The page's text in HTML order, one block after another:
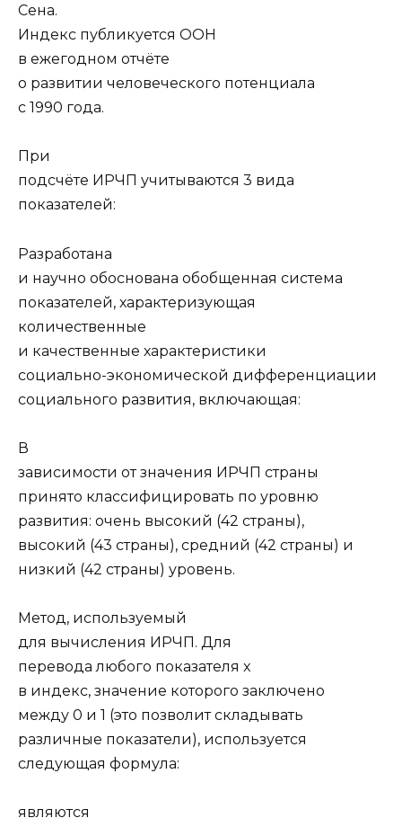
Сена.
Индекc публикуется ООН
в ежегодном отчёте
о развитии человеческого потенциала
с 1990 года.
При
подсчёте ИРЧП учитываются 3 вида
показателей:
Разработана
и научно обоснована обобщенная система
показателей, характеризующая
количественные
и качественные характеристики
социально-экономической дифференциации
социального развития, включающая:
В
зависимости от значения ИРЧП страны
принято классифицировать по уровню
развития: очень высокий (42 страны),
высокий (43 страны), средний (42 страны) и
низкий (42 страны) уровень.
Метод, используемый
для вычисления ИРЧП. Для
перевода любого показателя x
в индекс, значение которого заключено
между 0 и 1 (это позволит складывать
различные показатели), используется
следующая формула:
являются